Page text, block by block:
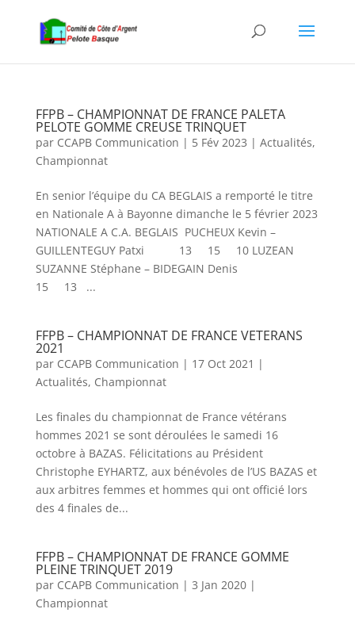
FFPB – CHAMPIONNAT DE FRANCE PALETA
PELOTE GOMME CREUSE TRINQUET
par CCAPB Communication | 5 Fév 2023 | Actualités,
Championnat
En senior l’équipe du CA BEGLAIS a remporté le titre
en Nationale A à Bayonne dimanche le 5 février 2023
NATIONALE A C.A. BEGLAIS PUCHEUX Kevin –
GUILLENTEGUY Patxi 13 15 10 LUZEAN
SUZANNE Stéphane – BIDEGAIN Denis
15 13 ...
FFPB – CHAMPIONNAT DE FRANCE VETERANS
2021
par CCAPB Communication | 17 Oct 2021 |
Actualités, Championnat
Les finales du championnat de France vétérans
hommes 2021 se sont déroulées le samedi 16
octobre à BAZAS. Félicitations au Président
Christophe EYHARTZ, aux bénévoles de l’US BAZAS et
aux arbitres femmes et hommes qui ont officié lors
des 4 finales de...
FFPB – CHAMPIONNAT DE FRANCE GOMME
PLEINE TRINQUET 2019
par CCAPB Communication | 3 Jan 2020|
Championnat